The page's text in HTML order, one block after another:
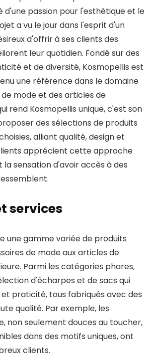
d'une passion pour l'esthétique et le
a vu le jour dans l'esprit d'un
d'offrir à ses clients des
leur quotidien. Fondé sur des
et de diversité, Kosmopellis est
une référence dans le domaine
mode et des articles de
rend Kosmopellis unique, c'est son
des sélections de produits
alliant qualité, design et
apprécient cette approche
la sensation d'avoir accès à des
services
une gamme variée de produits
de mode aux articles de
Parmi les catégories phares,
d'écharpes et de sacs qui
praticité, tous fabriqués avec des
qualité. Par exemple, les
non seulement douces au toucher,
dans des motifs uniques, ont
clients.